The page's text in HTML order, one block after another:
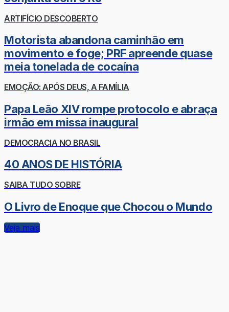
ARTIFÍCIO DESCOBERTO
Motorista abandona caminhão em
movimento e foge; PRF apreende quase
meia tonelada de cocaína
EMOÇÃO: APÓS DEUS, A FAMÍLIA
Papa Leão XIV rompe protocolo e abraça
irmão em missa inaugural
DEMOCRACIA NO BRASIL
40 ANOS DE HISTÓRIA
SAIBA TUDO SOBRE
O Livro de Enoque que Chocou o Mundo
Veja mais